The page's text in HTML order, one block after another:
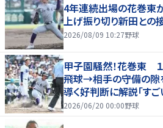
4年連続出場の花巻東
上げ振り切り新田との
2026/08/09 10:27野球
甲子園騒然！花巻東
飛球→相手の守備の
導く好判断に解説「す
いプレー」
2026/06/20 00:00野球